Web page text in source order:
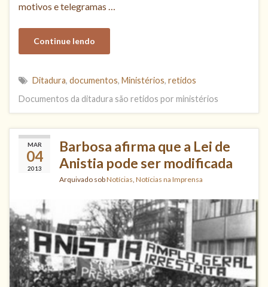
motivos e telegramas …
Continue lendo
Ditadura, documentos, Ministérios, retidos
Documentos da ditadura são retidos por ministérios
MAR
04
2013
Barbosa afirma que a Lei de
Anistia pode ser modificada
Arquivado sobNotícias, Notícias na Imprensa